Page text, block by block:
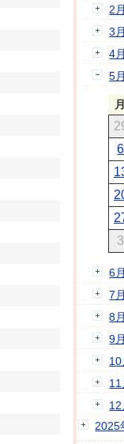
2月
3月
4月
5月
月
6
3
6月
7月
8月
9月
10
11
12
2025